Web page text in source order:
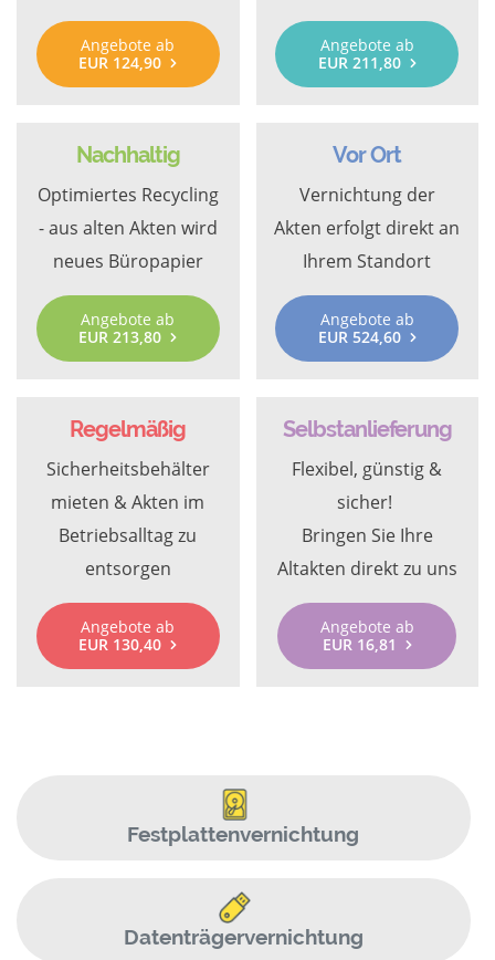
Angebote ab
EUR 124,90
Angebote ab
EUR 211,80
Nachhaltig
Optimiertes Recycling
- aus alten Akten wird
neues Büropapier
Angebote ab
EUR 213,80
Vor Ort
Vernichtung der
Akten erfolgt direkt an
Ihrem Standort
Angebote ab
EUR 524,60
Regelmäßig
Sicherheitsbehälter
mieten & Akten im
Betriebsalltag zu
entsorgen
Angebote ab
EUR 130,40
Selbstanlieferung
Flexibel, günstig &
sicher!
Bringen Sie Ihre
Altakten direkt zu uns
Angebote ab
EUR 16,81
Festplattenvernichtung
Datenträgervernichtung